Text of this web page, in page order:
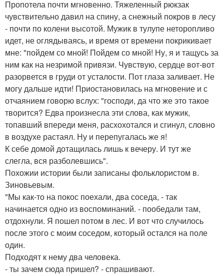
Пропотела почти мгновенно. Тяжеленный рюкзак
чувствительно давил на спину, а снежный покров в лесу
- почти по колени высотой. Мужик в тулупе неторопливо
идет, не оглядываясь, и время от времени покрикивает
мне: "пойдем со мной! Пойдем со мной! Ну, я и тащусь за
ним как на незримой привязи. Чувствую, сердце вот-вот
разорвется в груди от усталости. Пот глаза заливает. Не
могу дальше идти! Приостановилась на мгновение и с
отчаянием говорю вслух: "господи, да что же это такое
творится? Едва произнесла эти слова, как мужик,
топавший впереди меня, расхохотался и сгинул, словно
в воздухе растаял. Ну и перепугалась же я!
К себе домой дотащилась лишь к вечеру. И тут же
слегла, вся разболевшись".
Похожии истории были записаны фольклористом в.
Зиновьевым.
"Мы как-то на покос поехали, два соседа, - так
начинается одно из воспоминаний. - пообедали там,
отдохнули. Я пошел потом в лес. И вот что случилось
после этого с моим соседом, который остался на поле
один.
Подходят к нему два человека.
- ты зачем сюда пришел? - спрашивают.